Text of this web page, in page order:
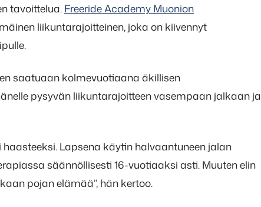
tavoittelua.Freeride Academy Muonion
liikuntarajoitteinen, joka on kiivennyt
saatuaan kolmevuotiaana äkillisen
pysyvän liikuntarajoitteen vasempaan jalkaan ja
Lapsena käytin halvaantuneen jalan
säännöllisesti 16-vuotiaaksi asti. Muuten elin
pojan elämää”, hän kertoo.